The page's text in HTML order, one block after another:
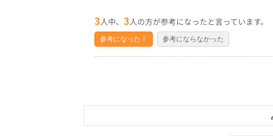
3人中、 3人の方が参考になったと言っています。
参考になった！ 参考にならなかった